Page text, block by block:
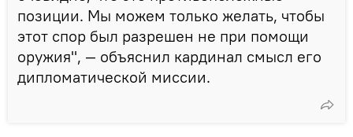
позиции. Мы можем только желать, чтобы
этот спор был разрешен не при помощи
оружия", — объяснил кардинал смысл его
дипломатической миссии.